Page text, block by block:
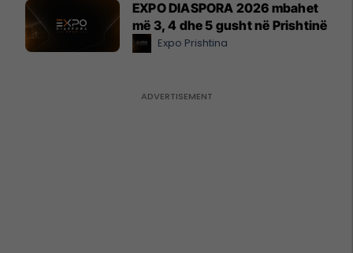
EXPO DIASPORA 2026 mbahet
më 3, 4 dhe 5 gusht në Prishtinë
Expo Prishtina